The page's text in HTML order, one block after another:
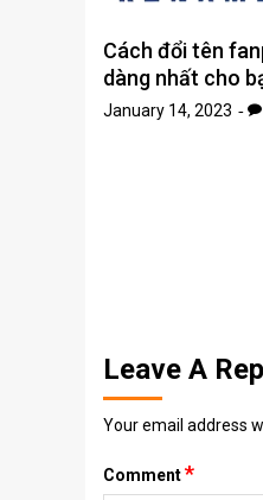
Cách đổi tên
dàng nhất cho
January 14, 2023
Leave A
Your email address
Comment*